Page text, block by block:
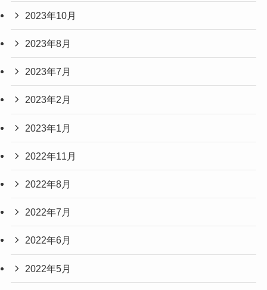
2023年10月
2023年8月
2023年7月
2023年2月
2023年1月
2022年11月
2022年8月
2022年7月
2022年6月
2022年5月